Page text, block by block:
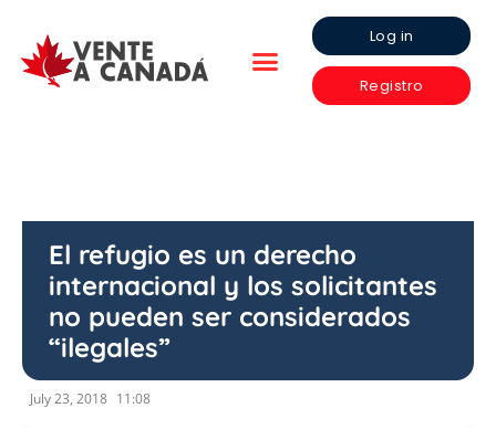
Log in
Registro
El refugio es un derecho
internacional y los solicitantes
no pueden ser considerados
“ilegales”
July 23, 2018 11:08